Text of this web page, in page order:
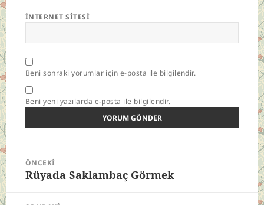
İNTERNET SITESI
Beni sonraki yorumlar için e-posta ile bilgilendir.
Beni yeni yazılarda e-posta ile bilgilendir.
Yazı
gezinmesi
ÖNCEKI
Önceki
Rüyada Saklambaç Görmek